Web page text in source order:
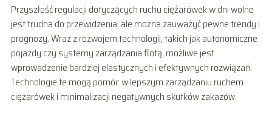
Przyszłość regulacji dotyczących ruchu ciężarówek w dni wolne
jest trudna do przewidzenia, ale można zauważyć pewne trendy i
prognozy. Wraz z rozwojem technologii, takich jak autonomiczne
pojazdy czy systemy zarządzania flotą, możliwe jest
wprowadzenie bardziej elastycznych i efektywnych rozwiązań.
Technologie te mogą pomóc w lepszym zarządzaniu ruchem
ciężarówek i minimalizacji negatywnych skutków zakazów.